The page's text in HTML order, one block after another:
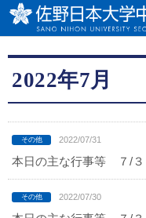
2022年7月
2022/07/31
本日の主な行事等 ７/３
2022/07/30